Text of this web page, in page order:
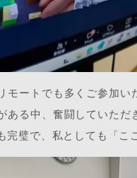
モートでも多くご参加
ある中、奮闘していた
璧で、私としても「こ